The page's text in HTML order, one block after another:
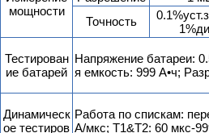
мощности
Точность
Тестирован
ие батарей
Напряжение батареи:
я емкость: 999 А•ч;
Динамическ
ое тестиров
Работа по спискам:
A/мкс; T1&T2: 60 мкс-